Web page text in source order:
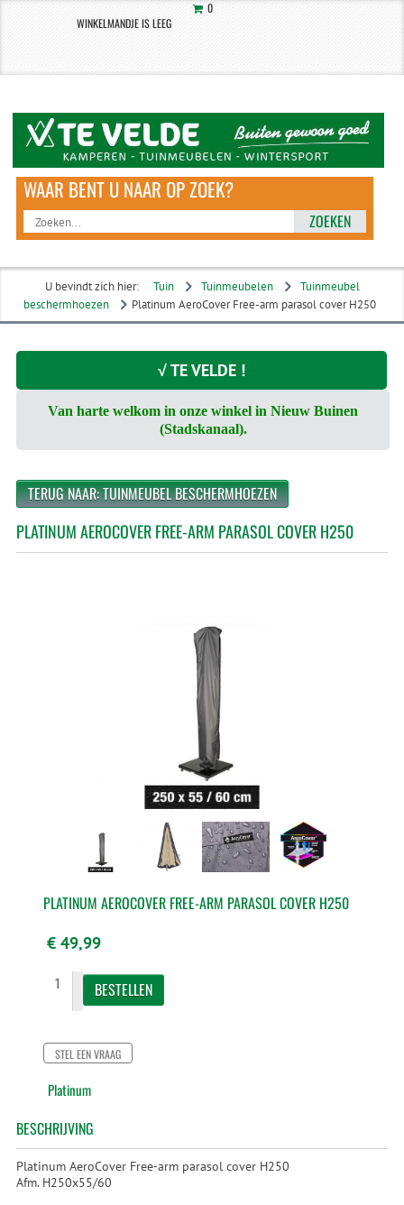
0
WINKELMANDJE IS LEEG
ZOEKEN
U bevindt zich hier: Tuin Tuinmeubelen
Tuinmeubel
beschermhoezen
Platinum AeroCover Free-arm parasol cover H250
√ TE VELDE !
Van harte welkom in onze winkel in Nieuw Buinen
(Stadskanaal).
TERUG NAAR: TUINMEUBEL BESCHERMHOEZEN
PLATINUM AEROCOVER FREE-ARM PARASOL COVER H250
PLATINUM AEROCOVER FREE-ARM PARASOL COVER H250
€ 49,99
STEL EEN VRAAG
Platinum
BESCHRIJVING
Platinum AeroCover Free-arm parasol cover H250
Afm. H250x55/60